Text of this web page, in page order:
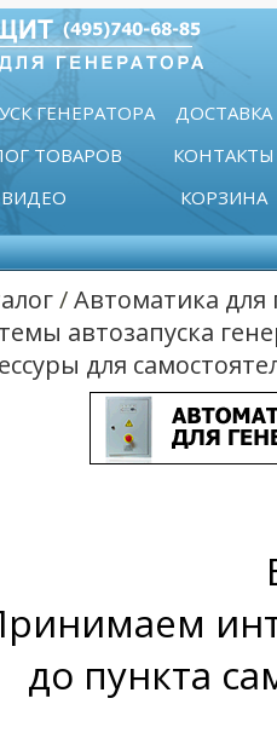
ГЕНЕРАТОРА
ДОСТАВКА
ТОВАРОВ
КОНТАКТЫ
ВИДЕО КОРЗИНА
/Автоматика для
автозапуска
для
до пункта